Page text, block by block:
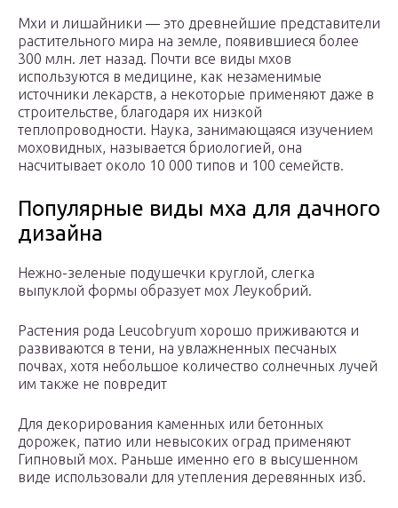
Мхи и лишайники — это древнейшие представители
растительного мира на земле, появившиеся более
300 млн. лет назад. Почти все виды мхов
используются в медицине, как незаменимые
источники лекарств, а некоторые применяют даже в
строительстве, благодаря их низкой
теплопроводности. Наука, занимающаяся изучением
моховидных, называется бриологией, она
насчитывает около 10 000 типов и 100 семейств.
Популярные виды мха для дачного
дизайна
Нежно-зеленые подушечки круглой, слегка
выпуклой формы образует мох Леукобрий.
Растения рода Leucobryum хорошо приживаются и
развиваются в тени, на увлажненных песчаных
почвах, хотя небольшое количество солнечных лучей
им также не повредит
Для декорирования каменных или бетонных
дорожек, патио или невысоких оград применяют
Гипновый мох. Раньше именно его в высушенном
виде использовали для утепления деревянных изб.